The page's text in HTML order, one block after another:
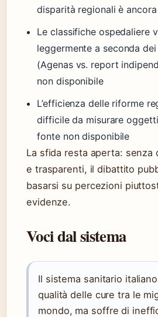
disparità regionali è
Le classifiche ospedaliere
leggermente a seconda
(Agenas vs. report
non disponibile
L’efficienza delle riforme
difficile da misurare
fonte non disponibile
La sfida resta aperta: senza
e trasparenti, il dibattito
basarsi su percezioni
evidenze.
Voci dal sistema
Il sistema sanitario
qualità delle cure tra le
mondo, ma soffre di